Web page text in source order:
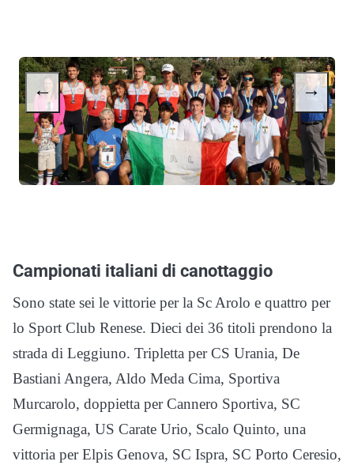
← →
Campionati italiani di canottaggio
Sono state sei le vittorie per la Sc Arolo e quattro per
lo Sport Club Renese. Dieci dei 36 titoli prendono la
strada di Leggiuno. Tripletta per CS Urania, De
Bastiani Angera, Aldo Meda Cima, Sportiva
Murcarolo, doppietta per Cannero Sportiva, SC
Germignaga, US Carate Urio, Scalo Quinto, una
vittoria per Elpis Genova, SC Ispra, SC Porto Ceresio,